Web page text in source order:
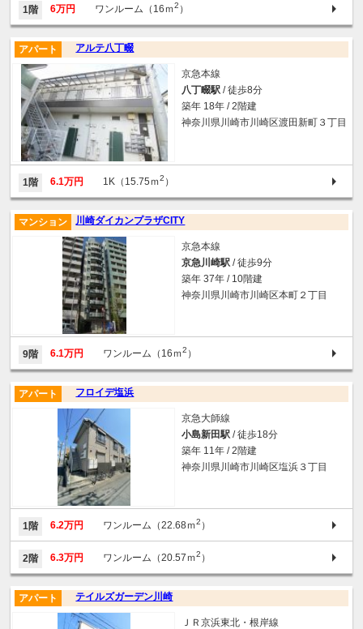
1階 6万円 ワンルーム（16ｍ2 ）
アルテ八丁畷
アパート
京急本線
八丁畷駅 / 徒歩8分
築年 18年 / 2階建
神奈川県川崎市川崎区渡田新町３丁目
1階 6.1万円 1K（15.75ｍ2 ）
川崎ダイカンプラザCITY
マンション
京急本線
京急川崎駅 / 徒歩9分
築年 37年 / 10階建
神奈川県川崎市川崎区本町２丁目
9階 6.1万円 ワンルーム（16ｍ2 ）
フロイデ塩浜
アパート
京急大師線
小島新田駅 / 徒歩18分
築年 11年 / 2階建
神奈川県川崎市川崎区塩浜３丁目
1階 6.2万円 ワンルーム（22.68ｍ2 ）
2階 6.3万円 ワンルーム（20.57ｍ2 ）
テイルズガーデン川崎
アパート
ＪＲ京浜東北・根岸線